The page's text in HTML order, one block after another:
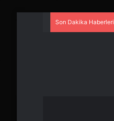
Son Dakika Haberleri